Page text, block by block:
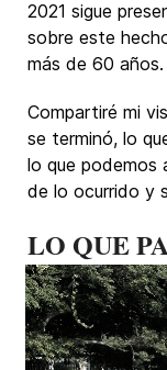
2021 sigue
sobre este
más de 60 años.
Compartiré mi
se terminó, lo
lo que podemos
de lo ocurrido y
LO QUE